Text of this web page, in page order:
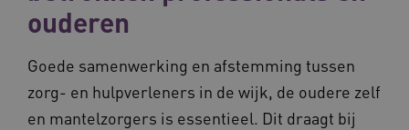
ouderen
Goede samenwerking en afstemming tussen
zorg- en hulpverleners in de wijk, de oudere zelf
en mantelzorgers is essentieel. Dit draagt bij
__Secure-YNID
.vimeo.com
Google Privacy Policy